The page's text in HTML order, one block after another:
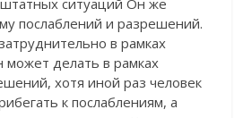
послаблений и разрешений.
в рамках
может делать в рамках
хотя иной раз человек
к послаблениям, а